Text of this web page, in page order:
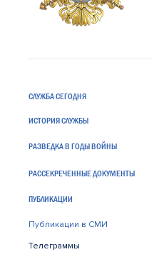
СЛУЖБА СЕГОДНЯ
ИСТОРИЯ СЛУЖБЫ
РАЗВЕДКА В ГОДЫ ВОЙНЫ
РАССЕКРЕЧЕННЫЕ ДОКУМЕНТЫ
ПУБЛИКАЦИИ
Публикации в СМИ
Телеграммы